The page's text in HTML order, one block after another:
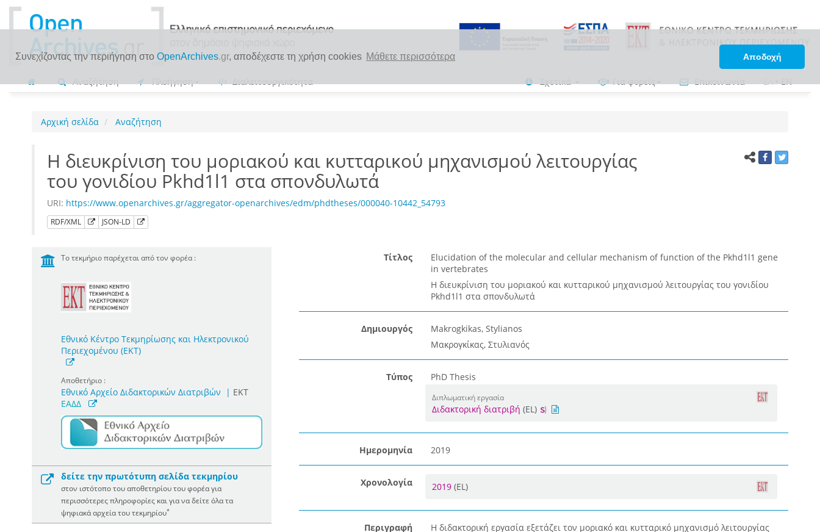
Συνεχίζοντας την περιήγηση στο OpenArchives.gr, αποδέχεστε τη χρήση cookies Μάθετε περισσότερα Αποδοχή
Αναζήτηση Πλοήγηση Διαλειτουργικότητα Σχετικά Για φορείς Επικοινωνία ΕΛ•EN
Αρχική σελίδα Αναζήτηση
Η διευκρίνιση του μοριακού και κυτταρικού μηχανισμού λειτουργίας
του γονιδίου Pkhd1l1 στα σπονδυλωτά
URI: https://www.openarchives.gr/aggregator-openarchives/edm/phdtheses/000040-10442_54793
RDF/XML JSON-LD
Το τεκμήριο παρέχεται από τον φορέα :
Εθνικό Κέντρο Τεκμηρίωσης και Ηλεκτρονικού
Περιεχομένου (ΕΚΤ)
Αποθετήριο :
Εθνικό Αρχείο Διδακτορικών Διατριβών | ΕΚΤ
ΕΑΔΔ
δείτε την πρωτότυπη σελίδα τεκμηρίου
στον ιστότοπο του αποθετηρίου του φορέα για
περισσότερες πληροφορίες και για να δείτε όλα τα
ψηφιακά αρχεία του τεκμηρίου*
Τίτλος
Elucidation of the molecular and cellular mechanism of function of the Pkhd1l1 gene
in vertebrates
Η διευκρίνιση του μοριακού και κυτταρικού μηχανισμού λειτουργίας του γονιδίου
Pkhd1l1 στα σπονδυλωτά
Δημιουργός
Makrogkikas, Stylianos
Μακρογκίκας, Στυλιανός
Τύπος PhD Thesis
Διπλωματική εργασία
Διδακτορική διατριβή (EL)
Ημερομηνία 2019
Χρονολογία 2019 (EL)
Περιγραφή
Η διδακτορική εργασία εξετάζει τον μοριακό και κυτταρικό μηχανισμό λειτουργίας